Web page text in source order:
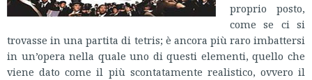
proprio posto,
come se ci si
trovasse in una partita di tetris; è ancora più raro imbattersi
in un’opera nella quale uno di questi elementi, quello che
viene dato come il più scontatamente realistico, ovvero il